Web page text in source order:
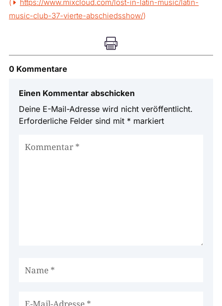
(
https://www.mixcloud.com/lost-in-latin-music/latin-
music-club-37-vierte-abschiedsshow/)

0 Kommentare
Einen Kommentar abschicken
Deine E-Mail-Adresse wird nicht veröffentlicht.
Erforderliche Felder sind mit * markiert